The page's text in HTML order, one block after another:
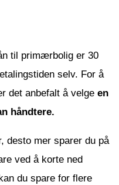
til primærbolig er 30
selv. For å
det anbefalt å velge en
håndtere.
desto mer sparer du på
ved å korte ned
du spare for flere